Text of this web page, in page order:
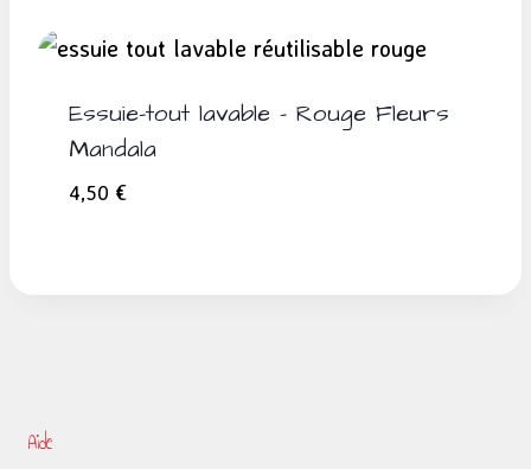
Essuie-tout lavable – Rouge Fleurs
Mandala
4,50 €
Aide